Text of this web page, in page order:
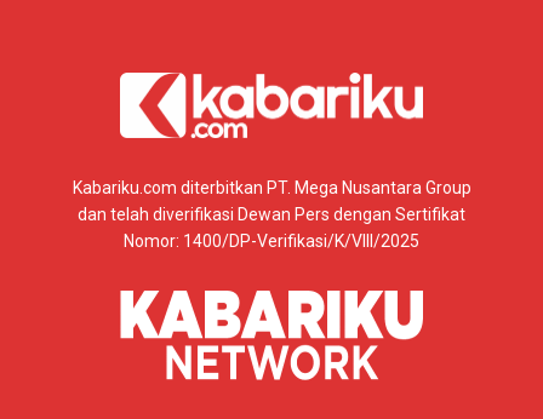
Kabariku.com diterbitkan PT. Mega Nusantara Group
dan telah diverifikasi Dewan Pers dengan Sertifikat
Nomor: 1400/DP-Verifikasi/K/VIII/2025